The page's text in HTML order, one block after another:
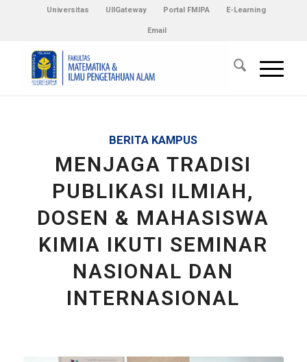
Universitas UIIGateway Portal FMIPA E-Learning
Email
BERITA KAMPUS
MENJAGA TRADISI
PUBLIKASI ILMIAH,
DOSEN & MAHASISWA
KIMIA IKUTI SEMINAR
NASIONAL DAN
INTERNASIONAL